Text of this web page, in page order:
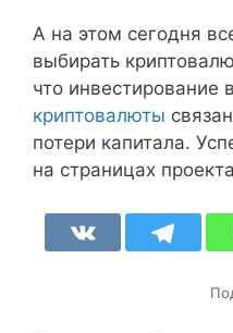
А на этом сегодня
выбирать
что инвестирование
криптовалюты
потери капитала.
на страницах проекта